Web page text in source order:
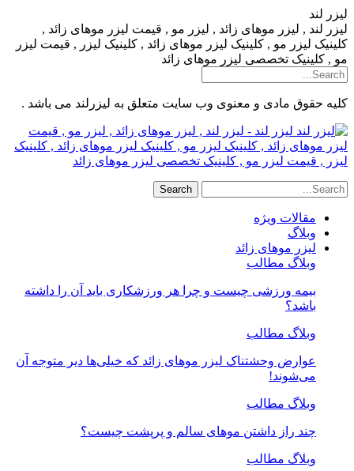
لیزر لند
لیزر لند , لیزر موهای زائد , لیزر مو , قیمت لیزر موهای زائد ,
کلینیک لیزر مو , کلینیک لیزر موهای زائد , کلینیک لیزر , قیمت لیزر
مو , کلینیک تخصصی لیزر موهای زائد
کلیه حقوق مادی و معنوی وب سایت متعلق به لیزرلند می باشد .
لیزر لند - لیزر لند , لیزر موهای زائد , لیزر مو , قیمت
لیزر موهای زائد , کلینیک لیزر مو , کلینیک لیزر موهای زائد , کلینیک
لیزر , قیمت لیزر مو , کلینیک تخصصی لیزر موهای زائد
مقالات ویژه
وبلاگ
لیزر موهای زائد
وبلاگ مطالب
بیمه ورزشی چیست و چرا هر ورزشکاری باید آن را داشته
باشد؟
وبلاگ مطالب
عوارض وحشتناک لیزر موهای زائد که خیلی‌ها دیر متوجه آن
می‌شوند!
وبلاگ مطالب
چند راز داشتن موهای سالم و پرپشت چیست؟
وبلاگ مطالب